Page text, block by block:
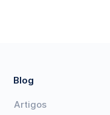
Blog
Artigos